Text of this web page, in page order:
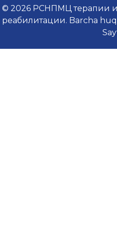
© 2026 РСНПМЦ терапии
реабилитации. Barcha